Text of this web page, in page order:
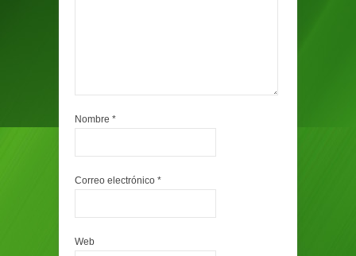
Nombre *
Correo electrónico *
Web